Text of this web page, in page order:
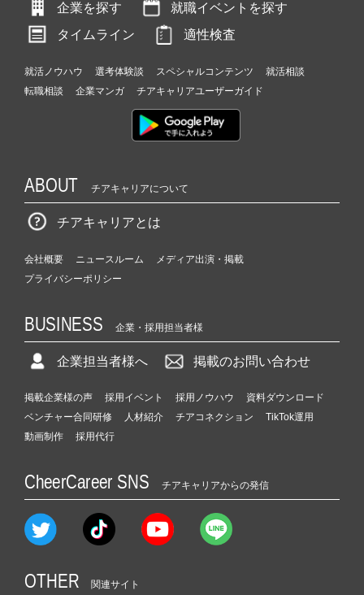
企業を探す
就職イベントを探す
タイムライン
適性検査
就活ノウハウ 選考体験談 スペシャルコンテンツ
就活相談
転職相談
企業マンガ チアキャリアユーザーガイド
ABOUT チアキャリアについて
チアキャリアとは
会社概要 ニュースルーム
メディア出演・掲載
プライバシーポリシー
BUSINESS 企業・採用担当者様
企業担当者様へ 掲載のお問い合わせ
掲載企業様の声 採用イベント 採用ノウハウ
資料ダウンロード
ベンチャー合同研修
人材紹介 チアコネクション
TikTok運用
動画制作
採用代行
CheerCareer SNS チアキャリアからの発信
OTHER 関連サイト